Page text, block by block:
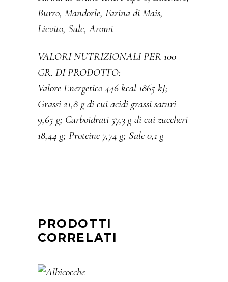
Burro, Mandorle, Farina di Mais,
Lievito, Sale, Aromi
VALORI NUTRIZIONALI PER 100
GR. DI PRODOTTO:
Valore Energetico 446 kcal 1865 kJ;
Grassi 21,8 g di cui acidi grassi saturi
9,65 g; Carboidrati 57,3 g di cui zuccheri
18,44 g; Proteine 7,74 g; Sale 0,1 g
PRODOTTI
CORRELATI